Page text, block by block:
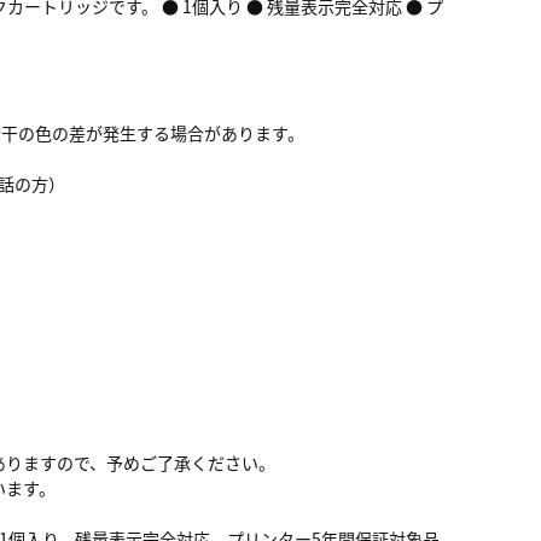
カートリッジです。 ● 1個入り ● 残量表示完全対応 ● プ
色の差が発生する場合があります。
方）
ますので、予めご了承ください。
す。